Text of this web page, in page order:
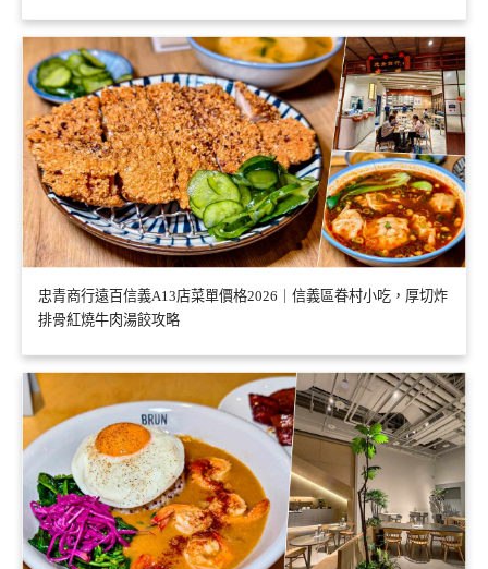
忠青商行遠百信義A13店菜單價格2026｜信義區眷村小吃，厚切炸
排骨紅燒牛肉湯餃攻略